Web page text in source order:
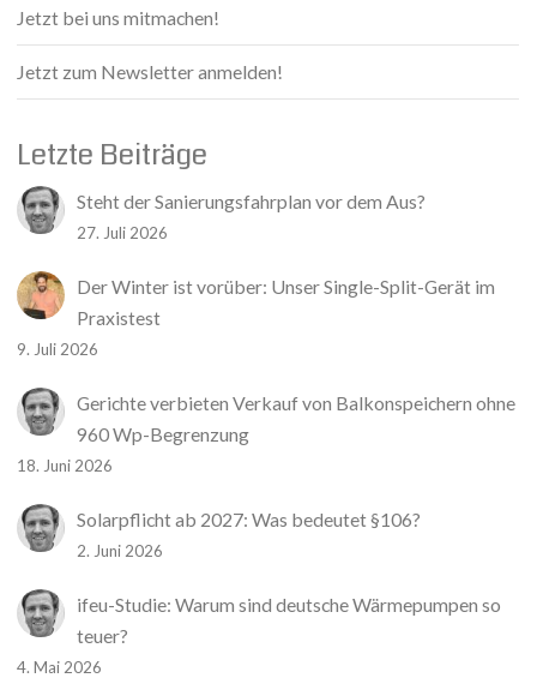
Jetzt bei uns mitmachen!
Jetzt zum Newsletter anmelden!
Letzte Beiträge
Steht der Sanierungsfahrplan vor dem Aus?
27. Juli 2026
Der Winter ist vorüber: Unser Single-Split-Gerät im
Praxistest
9. Juli 2026
Gerichte verbieten Verkauf von Balkonspeichern ohne
960 Wp-Begrenzung
18. Juni 2026
Solarpflicht ab 2027: Was bedeutet §106?
2. Juni 2026
ifeu-Studie: Warum sind deutsche Wärmepumpen so
teuer?
4. Mai 2026